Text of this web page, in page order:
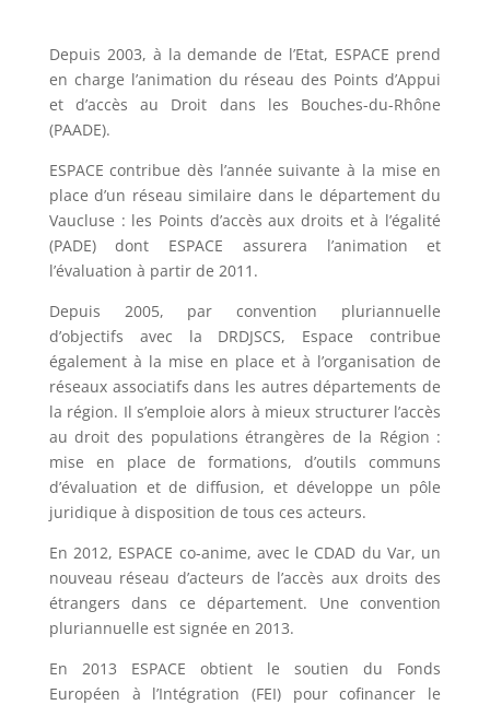
Depuis 2003, à la demande de l’Etat, ESPACE prend
en charge l’animation du réseau des Points d’Appui
et d’accès au Droit dans les Bouches-du-Rhône
(PAADE).
ESPACE contribue dès l’année suivante à la mise en
place d’un réseau similaire dans le département du
Vaucluse : les Points d’accès aux droits et à l’égalité
(PADE) dont ESPACE assurera l’animation et
l’évaluation à partir de 2011.
Depuis 2005, par convention pluriannuelle
d’objectifs avec la DRDJSCS, Espace contribue
également à la mise en place et à l’organisation de
réseaux associatifs dans les autres départements de
la région. Il s’emploie alors à mieux structurer l’accès
au droit des populations étrangères de la Région :
mise en place de formations, d’outils communs
d’évaluation et de diffusion, et développe un pôle
juridique à disposition de tous ces acteurs.
En 2012, ESPACE co-anime, avec le CDAD du Var, un
nouveau réseau d’acteurs de l’accès aux droits des
étrangers dans ce département. Une convention
pluriannuelle est signée en 2013.
En 2013 ESPACE obtient le soutien du Fonds
Européen à l’Intégration (FEI) pour cofinancer le